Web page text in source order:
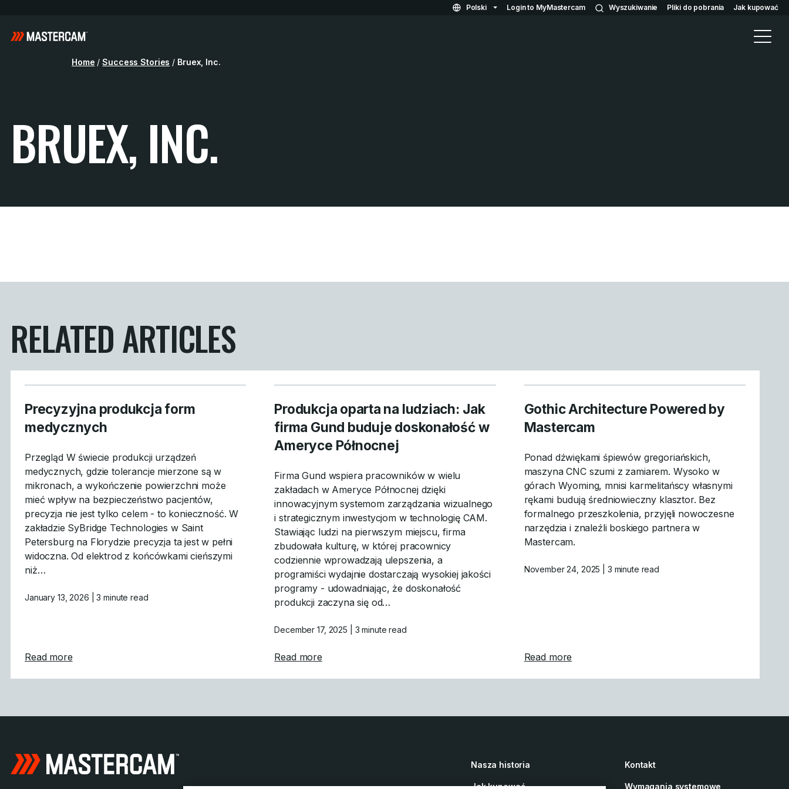
Polski Login to MyMastercam Wyszukiwanie Pliki do pobrania Jak kupować
Home / Success Stories / Bruex, Inc.
BRUEX, INC.
RELATED ARTICLES
Precyzyjna produkcja form
medycznych
Przegląd W świecie produkcji urządzeń
medycznych, gdzie tolerancje mierzone są w
mikronach, a wykończenie powierzchni może
mieć wpływ na bezpieczeństwo pacjentów,
precyzja nie jest tylko celem - to konieczność. W
zakładzie SyBridge Technologies w Saint
Petersburg na Florydzie precyzja ta jest w pełni
widoczna. Od elektrod z końcówkami cieńszymi
niż…
January 13, 2026 | 3 minute read
Read moreabout Precyzyjna produkcja form medycznych
Produkcja oparta na ludziach: Jak
firma Gund buduje doskonałość w
Ameryce Północnej
Firma Gund wspiera pracowników w wielu
zakładach w Ameryce Północnej dzięki
innowacyjnym systemom zarządzania wizualnego
i strategicznym inwestycjom w technologię CAM.
Stawiając ludzi na pierwszym miejscu, firma
zbudowała kulturę, w której pracownicy
codziennie wprowadzają ulepszenia, a
programiści wydajnie dostarczają wysokiej jakości
programy - udowadniając, że doskonałość
produkcji zaczyna się od…
December 17, 2025 | 3 minute read
Read moreabout Produkcja oparta na ludziach: Jak firma Gund buduje doskonałość w Ameryce Północnej
Gothic Architecture Powered by
Mastercam
Ponad dźwiękami śpiewów gregoriańskich,
maszyna CNC szumi z zamiarem. Wysoko w
górach Wyoming, mnisi karmelitańscy własnymi
rękami budują średniowieczny klasztor. Bez
formalnego przeszkolenia, przyjęli nowoczesne
narzędzia i znaleźli boskiego partnera w
Mastercam.
November 24, 2025 | 3 minute read
Read more
Nasza historia Kontakt
Jak kupować Wymagania systemowe